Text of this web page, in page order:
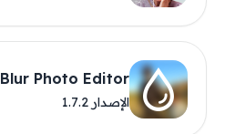
Blur Photo Editor
الإصدار 1.7.2